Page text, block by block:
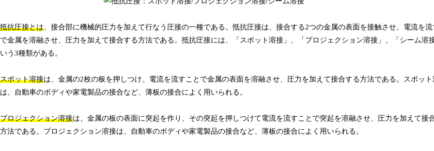
抵抗圧接とは、接合部に機械的圧力を加えて行なう圧接の一種である。抵抗圧接は、接合する2つの金属の表面を接触させ、電流を流
で金属を溶融させ、圧力を加えて接合する方法である。抵抗圧接には、「スポット溶接」、「プロジェクション溶接」、「シーム溶
いう3種類がある。
スポット溶接は、金属の2枚の板を押しつけ、電流を流すことで金属の表面を溶融させ、圧力を加えて接合する方法である。スポット
は、自動車のボディや家電製品の接合など、薄板の接合によく用いられる。
プロジェクション溶接は、金属の板の表面に突起を作り、その突起を押しつけて電流を流すことで突起を溶融させ、圧力を加えて接
方法である。プロジェクション溶接は、自動車のボディや家電製品の接合など、薄板の接合によく用いられる。